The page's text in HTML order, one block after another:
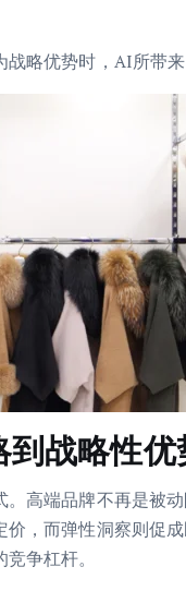
略优势时，AI所带来
到战略性优
。高端品牌不再是被
，而弹性洞察则促
争杠杆。